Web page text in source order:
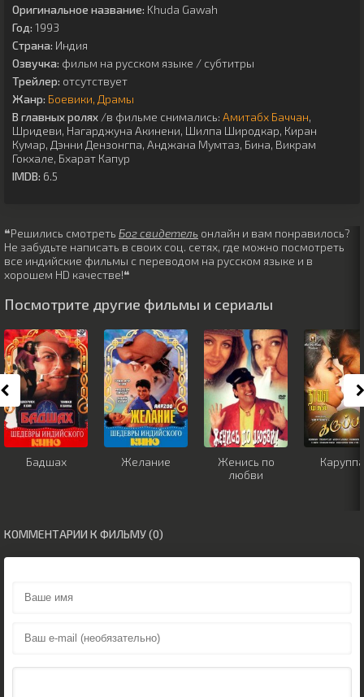
Оригинальное название: Khuda Gawah
Год: 1993
Страна: Индия
Озвучка: фильм на русском языке / субтитры
Трейлер: отсутствует
Жанр: Боевики Драмы
В главных ролях /в фильме снимались: Амитабх Баччан,
Шридеви, Нагарджуна Акинени, Шилпа Широдкар, Киран
Кумар, Дэнни Дензонгпа, Анджана Мумтаз, Бина, Викрам
Гокхале, Бхарат Капур
IMDB: 6.5
❝Решились смотреть Бог свидетель онлайн и вам понравилось?
Не забудьте написать в своих соц. сетях, где можно посмотреть
все индийские фильмы с переводом на русском языке и в
хорошем HD качестве!❝
Посмотрите другие фильмы и сериалы
Бадшах Желание
Женись по
любви
КОММЕНТАРИИ К ФИЛЬМУ (0)